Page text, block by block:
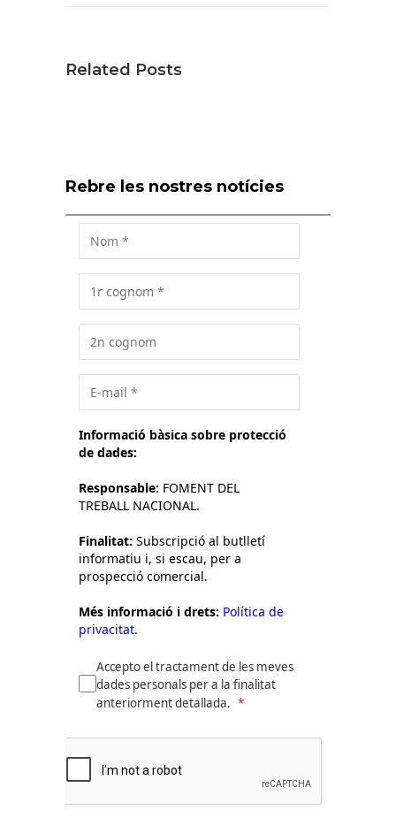
Related Posts
Rebre les nostres notícies
Informació bàsica sobre protecció
de dades:
Responsable: FOMENT DEL
TREBALL NACIONAL.
Finalitat: Subscripció al butlletí
informatiu i, si escau, per a
prospecció comercial.
Més informació i drets: Política de
privacitat.
Accepto el tractament de les meves
dades personals per a la finalitat
anteriorment detallada.